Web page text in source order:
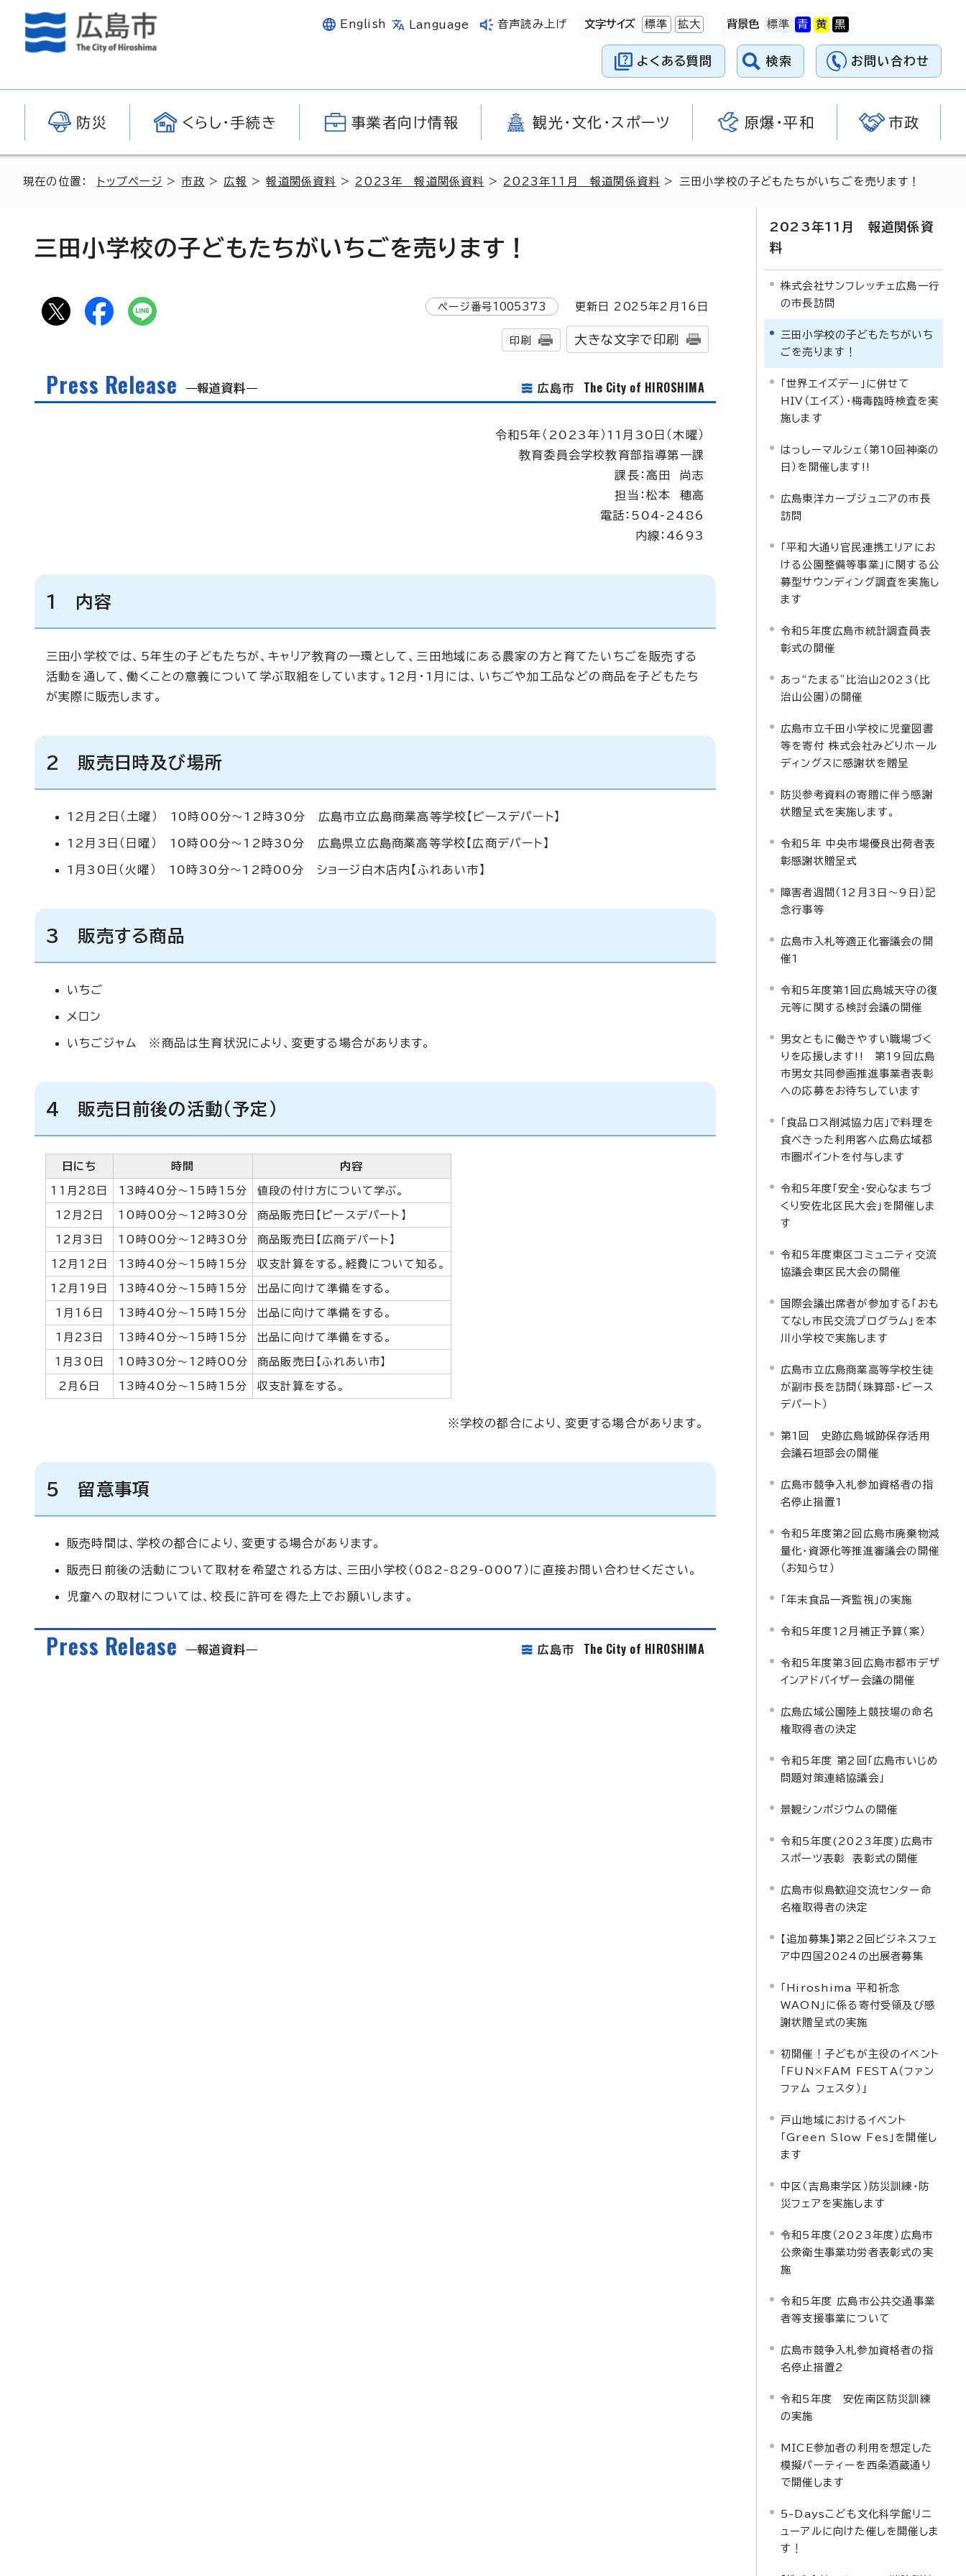
English Language 音声読み上げ 文字サイズ 標準 拡大 背景色
よくある質問 検索 お問い合わせ
防災 くらし・手続き 事業者向け情報 観光・文化・スポーツ 原爆・平和 市政
現在の位置： トップページ >市政 > 広報 >報道関係資料 > 2023年 報道関係資料 > 2023年11月 報道関係資料 > 三田小学校の子どもたちがいちごを売ります！
三田小学校の子どもたちがいちごを売ります！
ページ番号1005373 更新日 2025年2月 16 日
印刷 大きな文字で印刷
Press Release 報道資料 広島市 The City of HIROSHIMA
令和5年（2023年）11月30日（木曜）
教育委員会学校教育部指導第一課
課長：高田 尚志
担当：松本 穂高
電話：504-2486
内線：4693
1 内容
三田小学校では、5年生の子どもたちが、キャリア教育の一環として、三田地域にある農家の方と育てたいちごを販売する
活動を通して、働くことの意義について学ぶ取組をしています。12月・1月には、いちごや加工品などの商品を子どもたち
が実際に販売します。
2 販売日時及び場所
12月2日（土曜） 10時00分～12時30分 広島市立広島商業高等学校【ピースデパート】
12月3日（日曜） 10時00分～12時30分 広島県立広島商業高等学校【広商デパート】
1月30日（火曜） 10時30分～12時00分 ショージ白木店内【ふれあい市】
3 販売する商品
いちご
メロン
いちごジャム ※商品は生育状況により、変更する場合があります。
4 販売日前後の活動（予定）
日にち 時間 内容
11月28日 13時40分～15時15分 値段の付け方について学ぶ。
12月2日 10時00分～12時30分 商品販売日【ピースデパート】
12月3日 10時00分～12時30分 商品販売日【広商デパート】
12月12日 13時40分～15時15分 収支計算をする。経費について知る。
12月19日 13時40分～15時15分 出品に向けて準備をする。
1月16日 13時40分～15時15分 出品に向けて準備をする。
1月23日 13時40分～15時15分 出品に向けて準備をする。
1月30日 10時30分～12時00分 商品販売日【ふれあい市】
2月6日 13時40分～15時15分 収支計算をする。
※学校の都合により、変更する場合があります。
5 留意事項
販売時間は、学校の都合により、変更する場合があります。
販売日前後の活動について取材を希望される方は、三田小学校（082-829-0007）に直接お問い合わせください。
児童への取材については、校長に許可を得た上でお願いします。
Press Release 報道資料 広島市 The City of HIROSHIMA
2023年11月 報道関係資
料
株式会社サンフレッチェ広島一行
の市長訪問
三田小学校の子どもたちがいち
ごを売ります！
「世界エイズデー」に併せて
HIV（エイズ）・梅毒臨時検査を実
施します
はっしーマルシェ（第10回神楽の
日）を開催します!!
広島東洋カープジュニアの市長
訪問
「平和大通り官民連携エリアにお
ける公園整備等事業」に関する公
募型サウンディング調査を実施し
ます
令和5年度広島市統計調査員表
彰式の開催
あっ“たまる”比治山2023（比
治山公園）の開催
広島市立千田小学校に児童図書
等を寄付 株式会社みどりホール
ディングスに感謝状を贈呈
防災参考資料の寄贈に伴う感謝
状贈呈式を実施します。
令和5年 中央市場優良出荷者表
彰感謝状贈呈式
障害者週間（12月3日～9日）記
念行事等
広島市入札等適正化審議会の開
催1
令和5年度第1回広島城天守の復
元等に関する検討会議の開催
男女ともに働きやすい職場づく
りを応援します!! 第19回広島
市男女共同参画推進事業者表彰
への応募をお待ちしています
「食品ロス削減協力店」で料理を
食べきった利用客へ広島広域都
市圏ポイントを付与します
令和5年度「安全・安心なまちづ
くり安佐北区民大会」を開催しま
す
令和5年度東区コミュニティ交流
協議会東区民大会の開催
国際会議出席者が参加する「おも
てなし市民交流プログラム」を本
川小学校で実施します
広島市立広島商業高等学校生徒
が副市長を訪問（珠算部・ピース
デパート）
第1回 史跡広島城跡保存活用
会議石垣部会の開催
広島市競争入札参加資格者の指
名停止措置1
令和5年度第2回広島市廃棄物減
量化・資源化等推進審議会の開催
（お知らせ）
「年末食品一斉監視」の実施
令和5年度12月補正予算（案）
令和5年度第3回広島市都市デザ
インアドバイザー会議の開催
広島広域公園陸上競技場の命名
権取得者の決定
令和5年度 第2回「広島市いじめ
問題対策連絡協議会」
景観シンポジウムの開催
令和5年度(2023年度)広島市
スポーツ表彰 表彰式の開催
広島市似島歓迎交流センター命
名権取得者の決定
【追加募集】第22回ビジネスフェ
ア中四国2024の出展者募集
「Hiroshima 平和祈念
WAON」に係る寄付受領及び感
謝状贈呈式の実施
初開催！子どもが主役のイベント
「FUN×FAM FESTA（ファン
ファム フェスタ）」
戸山地域におけるイベント
「Green Slow Fes」を開催し
ます
中区（吉島東学区）防災訓練・防
災フェアを実施します
令和5年度（2023年度）広島市
公衆衛生事業功労者表彰式の実
施
令和5年度 広島市公共交通事業
者等支援事業について
広島市競争入札参加資格者の指
名停止措置2
令和5年度 安佐南区防災訓練
の実施
MICE参加者の利用を想定した
模擬パーティーを西条酒蔵通り
で開催します
5-Daysこども文化科学館リニ
ューアルに向けた催しを開催しま
す！